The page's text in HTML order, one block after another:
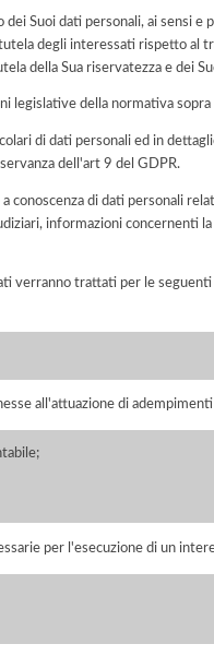
dei Suoi dati personali, ai sensi
degli interessati rispetto al
della Sua riservatezza e dei
legislative della normativa
di dati personali ed in
dell'art 9 del GDPR.
di dati personali
informazioni concernenti
verranno trattati per le
all'attuazione di
per l'esecuzione di un